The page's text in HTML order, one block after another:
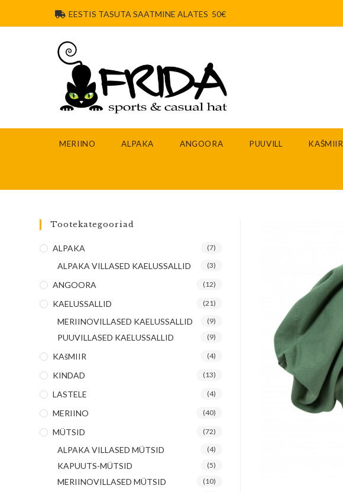
EESTIS TASUTA SAATMINE ALATES 50€
MERIINO ALPAKA ANGOORA PUUVILL KAŠMIIR
Tootekategooriad
ALPAKA (7)
ALPAKA VILLASED KAELUSSALLID (3)
ANGOORA (12)
KAELUSSALLID (21)
MERIINOVILLASED KAELUSSALLID (9)
PUUVILLASED KAELUSSALLID (9)
KAšMIIR (4)
KINDAD (13)
LASTELE (4)
MERIINO (40)
MÜTSID (72)
ALPAKA VILLASED MÜTSID (4)
KAPUUTS-MÜTSID (5)
MERIINOVILLASED MÜTSID (10)